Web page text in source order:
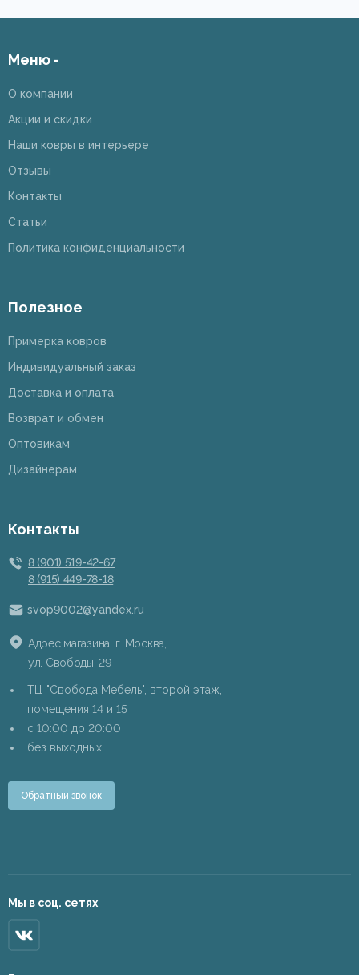
Меню -
О компании
Акции и скидки
Наши ковры в интерьере
Отзывы
Контакты
Статьи
Политика конфиденциальности
Полезное
Примерка ковров
Индивидуальный заказ
Доставка и оплата
Возврат и обмен
Оптовикам
Дизайнерам
Контакты
8 (901) 519-42-67
8 (915) 449-78-18
svop9002@yandex.ru
Адрес магазина: г. Москва,
ул. Свободы, 29
ТЦ "Свобода Мебель", второй этаж,
помещения 14 и 15
c 10:00 до 20:00
без выходных
Обратный звонок
Мы в соц. сетях